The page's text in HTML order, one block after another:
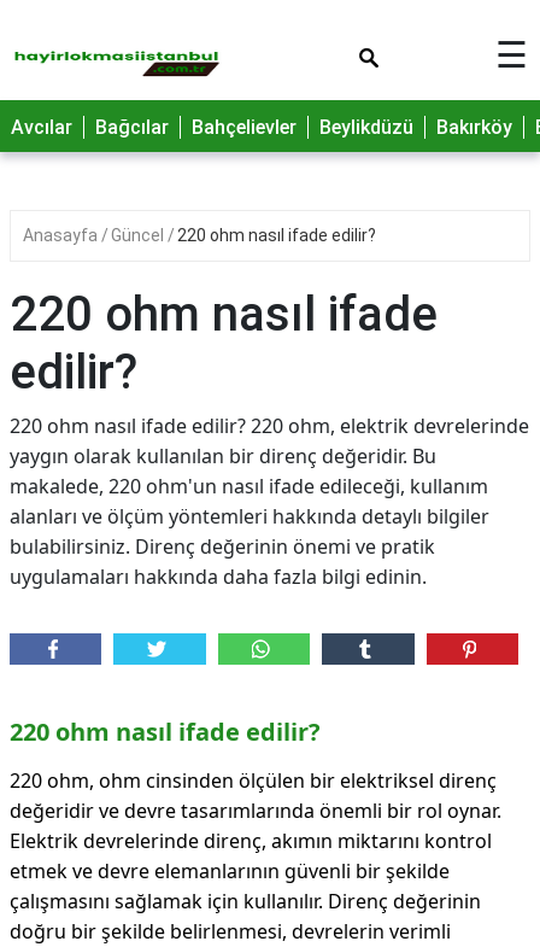
☰
Avcılar Bağcılar Bahçelievler Beylikdüzü Bakırköy
Anasayfa Güncel 220 ohm nasıl ifade edilir?
220 ohm nasıl ifade
edilir?
220 ohm nasıl ifade edilir? 220 ohm, elektrik devrelerinde
yaygın olarak kullanılan bir direnç değeridir. Bu
makalede, 220 ohm'un nasıl ifade edileceği, kullanım
alanları ve ölçüm yöntemleri hakkında detaylı bilgiler
bulabilirsiniz. Direnç değerinin önemi ve pratik
uygulamaları hakkında daha fazla bilgi edinin.
220 ohm nasıl ifade edilir?
220 ohm, ohm cinsinden ölçülen bir elektriksel direnç
değeridir ve devre tasarımlarında önemli bir rol oynar.
Elektrik devrelerinde direnç, akımın miktarını kontrol
etmek ve devre elemanlarının güvenli bir şekilde
çalışmasını sağlamak için kullanılır. Direnç değerinin
doğru bir şekilde belirlenmesi, devrelerin verimli